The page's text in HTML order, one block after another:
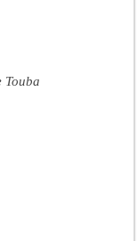
Touba